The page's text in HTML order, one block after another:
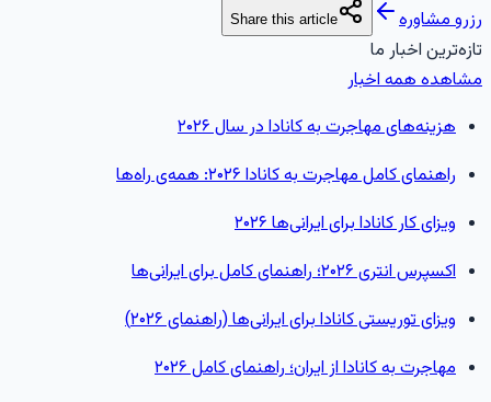
مشاوره Share this article
اخبار ما
همه اخبار
هزینه‌های مهاجرت به کانادا در سال ۲۰۲۶
راهنمای کامل مهاجرت به کانادا ۲۰۲۶: همه‌ی راه‌ها
ویزای کار کانادا برای ایرانی‌ها ۲۰۲۶
اکسپرس انتری ۲۰۲۶؛ راهنمای کامل برای ایرانی‌ها
ویزای توریستی کانادا برای ایرانی‌ها (راهنمای ۲۰۲۶)
مهاجرت به کانادا از ایران؛ راهنمای کامل ۲۰۲۶